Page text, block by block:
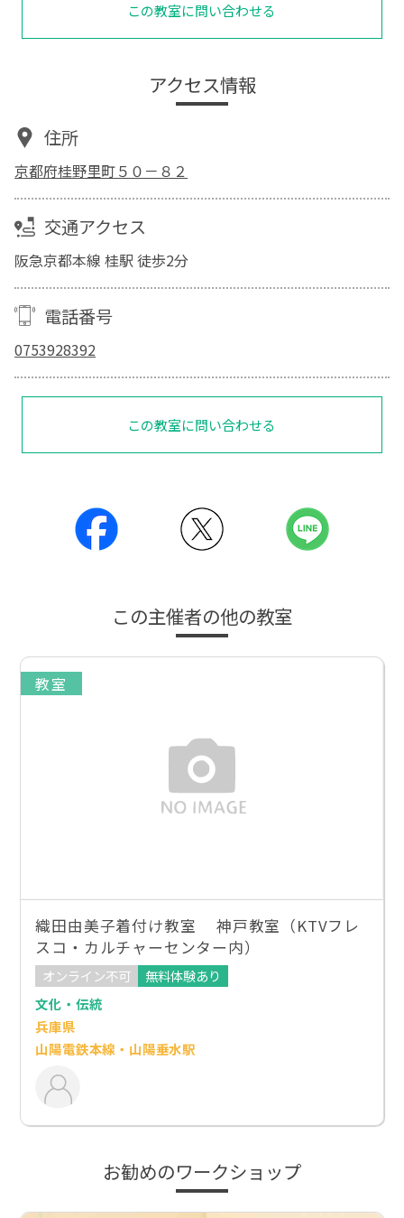
この教室に問い合わせる
アクセス情報
住所
京都府桂野里町５０－８２
交通アクセス
阪急京都本線 桂駅 徒歩2分
電話番号
0753928392
この教室に問い合わせる
この主催者の他の教室
教室
織田由美子着付け教室 神戸教室（KTVフレ
スコ・カルチャーセンター内）
オンライン不可
無料体験あり
文化・伝統
兵庫県
山陽電鉄本線・山陽垂水駅
お勧めのワークショップ